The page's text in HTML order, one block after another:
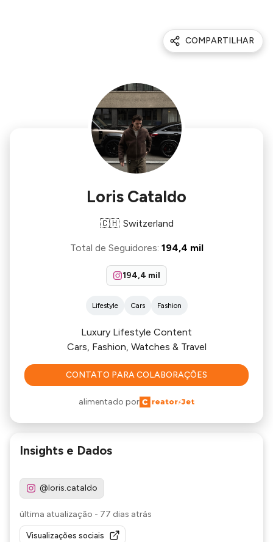
COMPARTILHAR
Loris Cataldo
🇨🇭 Switzerland
Total de Seguidores: 194,4 mil
194,4 mil
Lifestyle Cars Fashion
Luxury Lifestyle Content
Cars, Fashion, Watches & Travel
CONTATO PARA COLABORAÇÕES
alimentado por
Insights e Dados
@loris.cataldo
última atualização - 77 dias atrás
Visualizações sociais